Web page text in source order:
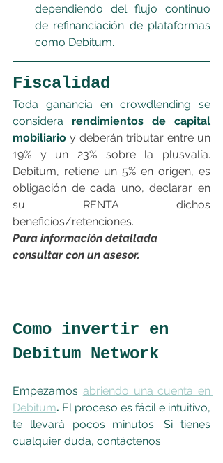
dependiendo del flujo continuo
de refinanciación de plataformas
como Debitum.
Fiscalidad
Toda ganancia en crowdlending se
considera rendimientos de capital
mobiliario y deberán tributar entre un
19% y un 23% sobre la plusvalía.
Debitum, retiene un 5% en origen, es
obligación de cada uno, declarar en
su RENTA dichos
beneficios/retenciones.
Para información detallada
consultar con un asesor.
Como invertir en
Debitum Network
Empezamos abriendo una cuenta en
Debitum. El proceso es fácil e intuitivo,
te llevará pocos minutos. Si tienes
cualquier duda, contáctenos.